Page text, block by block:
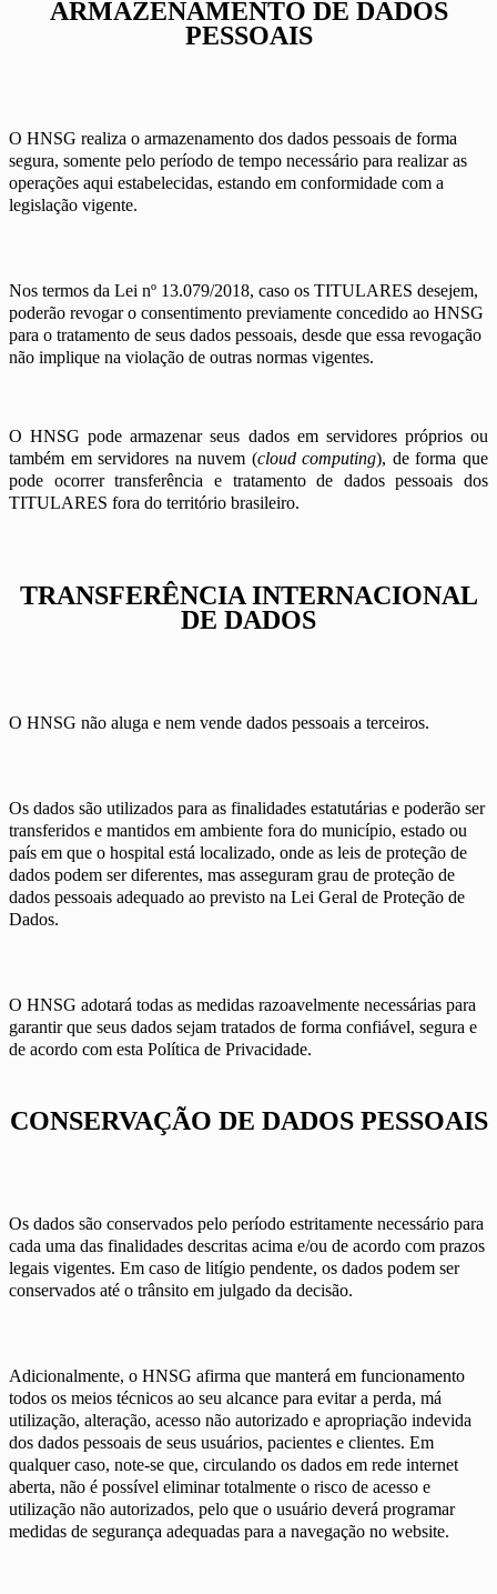
ARMAZENAMENTO DE DADOS
PESSOAIS
O HNSG realiza o armazenamento dos dados pessoais de forma
segura, somente pelo período de tempo necessário para realizar as
operações aqui estabelecidas, estando em conformidade com a
legislação vigente.
Nos termos da Lei nº 13.079/2018, caso os TITULARES desejem,
poderão revogar o consentimento previamente concedido ao HNSG
para o tratamento de seus dados pessoais, desde que essa revogação
não implique na violação de outras normas vigentes.
O HNSG pode armazenar seus dados em servidores próprios ou
também em servidores na nuvem (cloud computing), de forma que
pode ocorrer transferência e tratamento de dados pessoais dos
TITULARES fora do território brasileiro.
TRANSFERÊNCIA INTERNACIONAL
DE DADOS
O HNSG não aluga e nem vende dados pessoais a terceiros.
Os dados são utilizados para as finalidades estatutárias e poderão ser
transferidos e mantidos em ambiente fora do município, estado ou
país em que o hospital está localizado, onde as leis de proteção de
dados podem ser diferentes, mas asseguram grau de proteção de
dados pessoais adequado ao previsto na Lei Geral de Proteção de
Dados.
O HNSG adotará todas as medidas razoavelmente necessárias para
garantir que seus dados sejam tratados de forma confiável, segura e
de acordo com esta Política de Privacidade.
CONSERVAÇÃO DE DADOS PESSOAIS
Os dados são conservados pelo período estritamente necessário para
cada uma das finalidades descritas acima e/ou de acordo com prazos
legais vigentes. Em caso de litígio pendente, os dados podem ser
conservados até o trânsito em julgado da decisão.
Adicionalmente, o HNSG afirma que manterá em funcionamento
todos os meios técnicos ao seu alcance para evitar a perda, má
utilização, alteração, acesso não autorizado e apropriação indevida
dos dados pessoais de seus usuários, pacientes e clientes. Em
qualquer caso, note-se que, circulando os dados em rede internet
aberta, não é possível eliminar totalmente o risco de acesso e
utilização não autorizados, pelo que o usuário deverá programar
medidas de segurança adequadas para a navegação no website.